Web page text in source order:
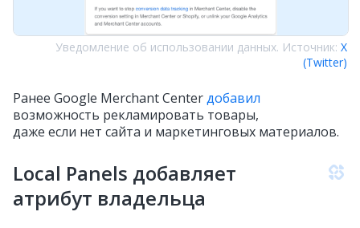
Уведомление об использовании данных. Источник: X
(Twitter)
Ранее Google Merchant Centerдобавил
возможность рекламировать товары,
даже если нет сайта и маркетинговых материалов.
Local Panels добавляет
атрибут владельца